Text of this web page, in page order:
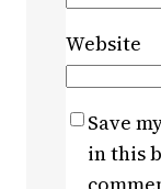
Website
Save
in this